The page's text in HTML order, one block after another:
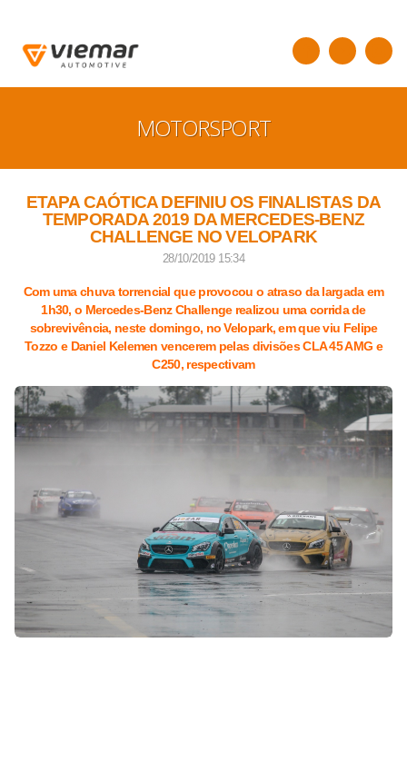
MOTORSPORT
ETAPA CAÓTICA DEFINIU OS FINALISTAS DA
TEMPORADA 2019 DA MERCEDES-BENZ
CHALLENGE NO VELOPARK
28/10/2019 15:34
Com uma chuva torrencial que provocou o atraso da largada em
1h30, o Mercedes-Benz Challenge realizou uma corrida de
sobrevivência, neste domingo, no Velopark, em que viu Felipe
Tozzo e Daniel Kelemen vencerem pelas divisões CLA 45 AMG e
C250, respectivam